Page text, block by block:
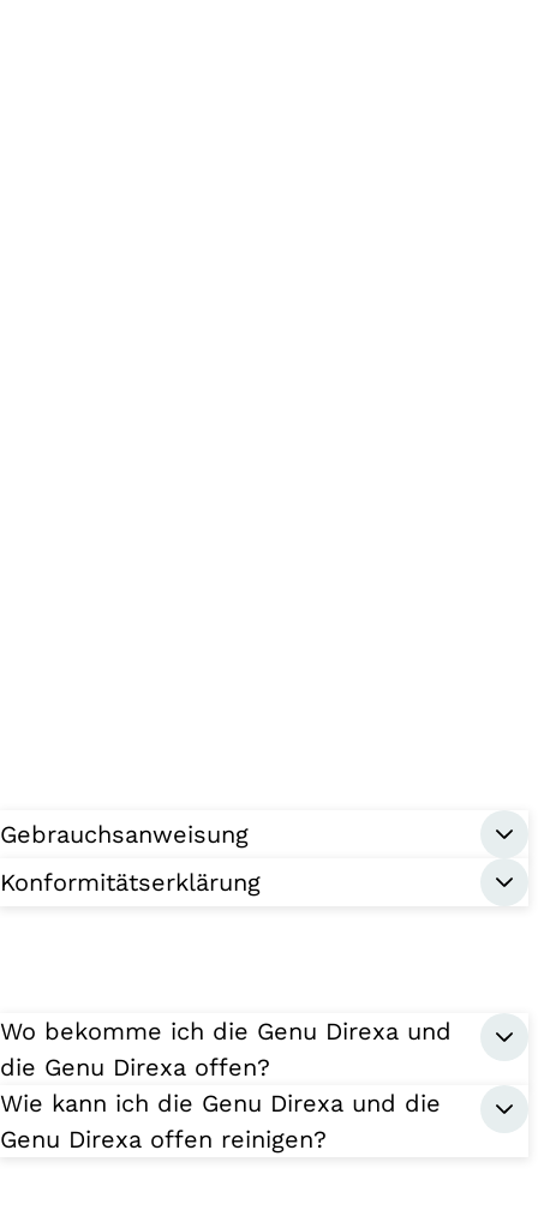
Gebrauchsanweisung
Konformitätserklärung
Wo bekomme ich die Genu Direxa und
die Genu Direxa offen?
Wie kann ich die Genu Direxa und die
Genu Direxa offen reinigen?